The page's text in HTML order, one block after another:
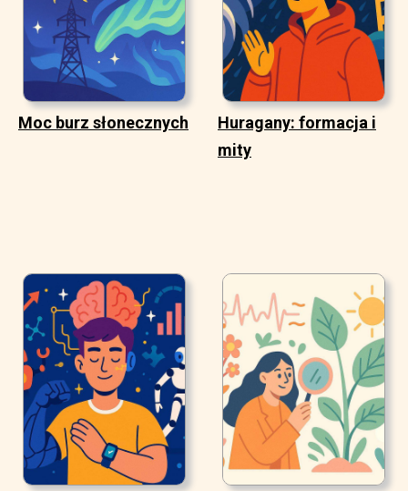
Moc burz słonecznych
Huragany: formacja i
mity